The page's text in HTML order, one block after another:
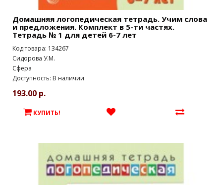
Домашняя логопедическая тетрадь. Учим слова
и предложения. Комплект в 5-ти частях.
Тетрадь № 1 для детей 6-7 лет
Код товара: 134267
Сидорова У.М.
Сфера
Доступность: В наличии
193.00 р.
КУПИТЬ!